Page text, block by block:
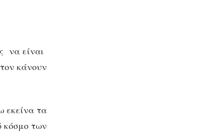
να είναι
κάνουν
εκείνα τα
κόσμο των